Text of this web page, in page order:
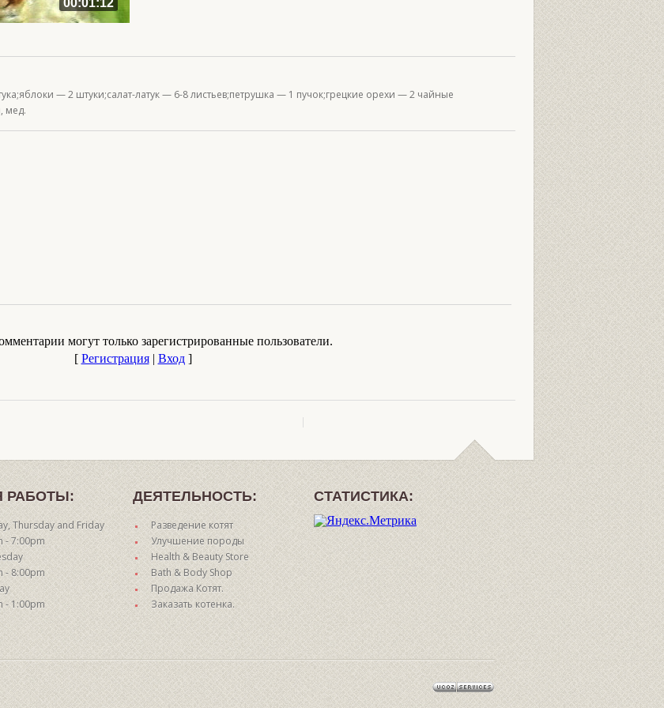
00:01:12
— 2 штуки;салат-латук — 6-8 листьев;петрушка — 1 пучок;грецкие орехи — 2 чайные
мед.
могут только зарегистрированные пользователи.
[ Регистрация| Вход]
РАБОТЫ:
Thursday and Friday
- 7:00pm
- 8:00pm
- 1:00pm
ДЕЯТЕЛЬНОСТЬ:
Разведение котят
Улучшение породы
Health & Beauty Store
Bath & Body Shop
Продажа Котят.
Заказать котенка.
СТАТИСТИКА: